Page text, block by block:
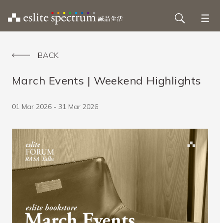
BACK
March Events | Weekend Highlights
01 Mar 2026 - 31 Mar 2026